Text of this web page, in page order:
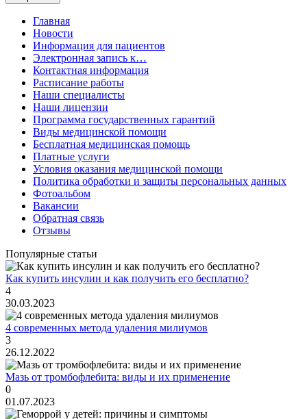
Главная
Новости
Информация для пациентов
Электронная запись к…
Контактная информация
Расписание работы
Наши специалисты
Наши лицензии
Программа государственных гарантий
Виды медицинской помощи
Бесплатная медицинская помощь
Платные услуги
Условия оказания медицинской помощи
Политика обработки и защиты персональных данных
Фотоальбом
Вакансии
Обратная связь
Отзывы
Популярные статьи
Как купить инсулин и как получить его бесплатно?
4
30.03.2023
4 современных метода удаления милиумов
3
26.12.2022
Мазь от тромбофлебита: виды и их применение
0
01.07.2023